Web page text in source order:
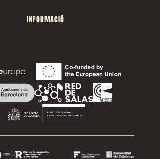
INFORMACIÓ